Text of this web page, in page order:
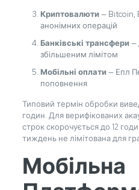
Криптовалюти — Bitcoin,
анонімних операцій
Банківські трансфери —
збільшеним лімітом
Мобільні оплати — Епл
поповнення
Типовий термін обробки
годин. Для верифікованих
строк скорочується до 12
тиждень не лімітована для
Мобільна